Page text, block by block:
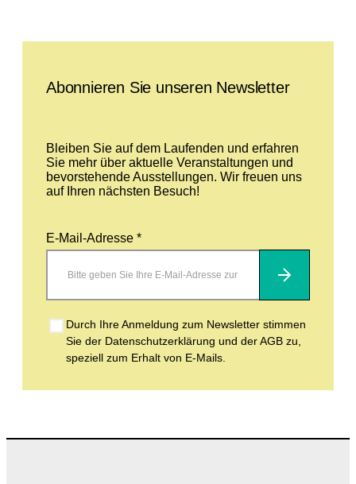
Abonnieren Sie unseren Newsletter
Bleiben Sie auf dem Laufenden und erfahren
Sie mehr über aktuelle Veranstaltungen und
bevorstehende Ausstellungen. Wir freuen uns
auf Ihren nächsten Besuch!
E-Mail-Adresse *
Abonnieren
Durch Ihre Anmeldung zum Newsletter stimmen
Sie der Datenschutzerklärung und der AGB zu,
speziell zum Erhalt von E-Mails.